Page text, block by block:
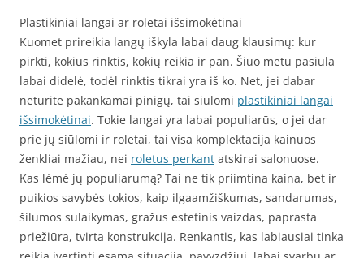
Plastikiniai langai ar roletai išsimokėtinai
Kuomet prireikia langų iškyla labai daug klausimų: kur
pirkti, kokius rinktis, kokių reikia ir pan. Šiuo metu pasiūla
labai didelė, todėl rinktis tikrai yra iš ko. Net, jei dabar
neturite pakankamai pinigų, tai siūlomi plastikiniai langai
išsimokėtinai. Tokie langai yra labai populiarūs, o jei dar
prie jų siūlomi ir roletai, tai visa komplektacija kainuos
ženkliai mažiau, nei roletus perkant atskirai salonuose.
Kas lėmė jų populiarumą? Tai ne tik priimtina kaina, bet ir
puikios savybės tokios, kaip ilgaamžiškumas, sandarumas,
šilumos sulaikymas, gražus estetinis vaizdas, paprasta
priežiūra, tvirta konstrukcija. Renkantis, kas labiausiai tinka